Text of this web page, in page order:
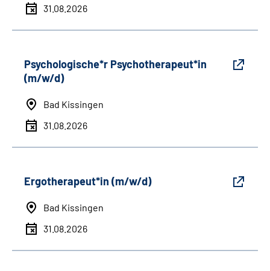
31.08.2026
Psychologische*r Psychotherapeut*in
(m/w/d)
Bad Kissingen
31.08.2026
Ergotherapeut*in (m/w/d)
Bad Kissingen
31.08.2026